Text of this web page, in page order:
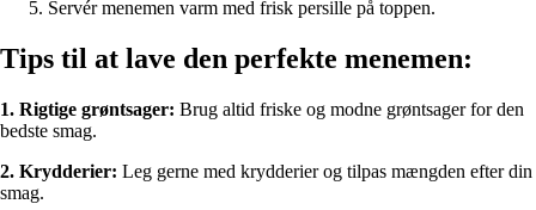
Servér menemen varm med frisk persille på toppen.
Tips til at lave den perfekte menemen:
1. Rigtige grøntsager: Brug altid friske og modne grøntsager for den
bedste smag.
2. Krydderier: Leg gerne med krydderier og tilpas mængden efter din
smag.